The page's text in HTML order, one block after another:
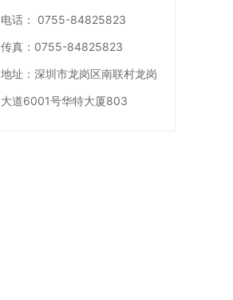
电话： 0755-84825823
传真： 0755-84825823
地址： 深圳市龙岗区南联村龙岗
大道6001号华特大厦803